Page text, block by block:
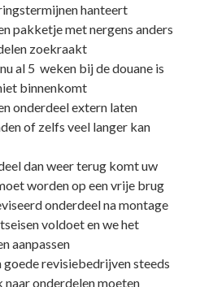
hanteert
pakketje met nergens anders
zoekraakt
al 5 weken bij de douane is
binnenkomt
onderdeel extern laten
of zelfs veel langer kan
dan weer terug komt uw
worden op een vrije brug
onderdeel na montage
voldoet en we het
aanpassen
revisiebedrijven steeds
onderdelen moeten